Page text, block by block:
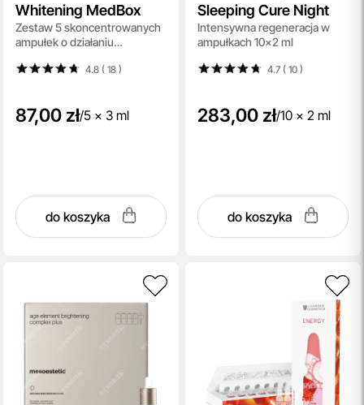
Whitening MedBox
Zestaw 5 skoncentrowanych
ampułek o działaniu
wyrównującym koloryt cery
4.8 ( 18)
87,00 zł/5 x 3 ml
do koszyka
Sleeping Cure Night
Intensywna regeneracja w
ampułkach 10x2 ml
4.7 ( 10)
283,00 zł/10 x 2 ml
do koszyka